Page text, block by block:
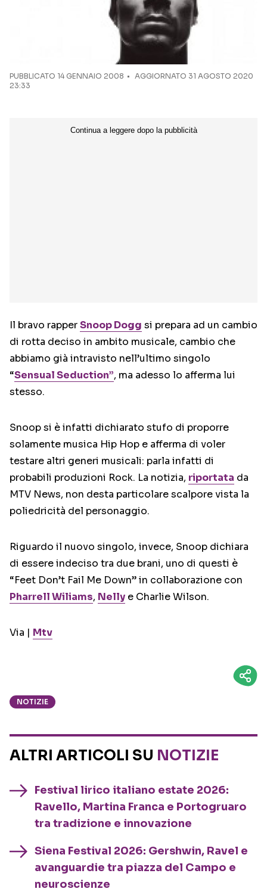
PUBBLICATO 14 GENNAIO 2008
AGGIORNATO 31 AGOSTO 2020
23:33
Il bravo rapperSnoop Dogg si prepara ad un cambio
di rotta deciso in ambito musicale, cambio che
abbiamo già intravisto nell’ultimo singolo
“Sensual Seduction”, ma adesso lo afferma lui
stesso.
Snoop si è infatti dichiarato stufo di proporre
solamente musica Hip Hop e afferma di voler
testare altri generi musicali: parla infatti di
probabili produzioni Rock. La notizia, riportata da
MTV News, non desta particolare scalpore vista la
poliedricità del personaggio.
Riguardo il nuovo singolo, invece, Snoop dichiara
di essere indeciso tra due brani, uno di questi è
“Feet Don’t Fail Me Down” in collaborazione con
Pharrell Wiliams, Nelly e Charlie Wilson.
Via | Mtv
NOTIZIE
ALTRI ARTICOLI SU NOTIZIE
Festival lirico italiano estate 2026:
Ravello, Martina Franca e Portogruaro
tra tradizione e innovazione
Siena Festival 2026: Gershwin, Ravel e
avanguardie tra piazza del Campo e
neuroscienze